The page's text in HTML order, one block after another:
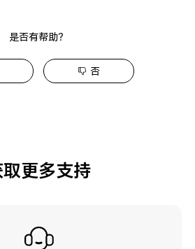
是否有帮助？
否
取更多支持